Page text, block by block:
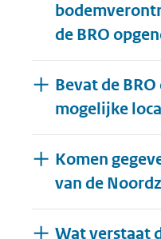
de BRO
Bevat de
mogelijke
Komen
van de
Wat verstaat